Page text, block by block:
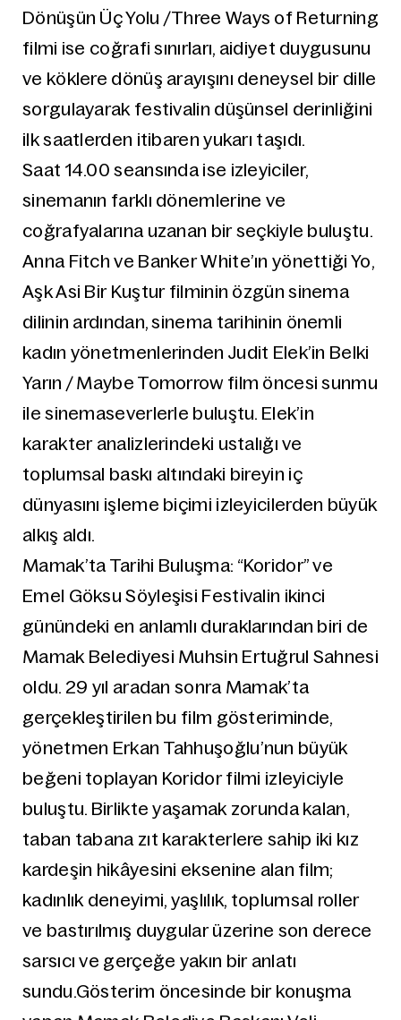
Dönüşün Üç Yolu /Three Ways of Returning
filmi ise coğrafi sınırları, aidiyet duygusunu
ve köklere dönüş arayışını deneysel bir dille
sorgulayarak festivalin düşünsel derinliğini
ilk saatlerden itibaren yukarı taşıdı.
Saat 14.00 seansında ise izleyiciler,
sinemanın farklı dönemlerine ve
coğrafyalarına uzanan bir seçkiyle buluştu.
Anna Fitch ve Banker White’ın yönettiği Yo,
Aşk Asi Bir Kuştur filminin özgün sinema
dilinin ardından, sinema tarihinin önemli
kadın yönetmenlerinden Judit Elek’in Belki
Yarın / Maybe Tomorrow film öncesi sunmu
ile sinemaseverlerle buluştu. Elek’in
karakter analizlerindeki ustalığı ve
toplumsal baskı altındaki bireyin iç
dünyasını işleme biçimi izleyicilerden büyük
alkış aldı.
Mamak’ta Tarihi Buluşma: “Koridor” ve
Emel Göksu Söyleşisi Festivalin ikinci
günündeki en anlamlı duraklarından biri de
Mamak Belediyesi Muhsin Ertuğrul Sahnesi
oldu. 29 yıl aradan sonra Mamak’ta
gerçekleştirilen bu film gösteriminde,
yönetmen Erkan Tahhuşoğlu’nun büyük
beğeni toplayan Koridor filmi izleyiciyle
buluştu. Birlikte yaşamak zorunda kalan,
taban tabana zıt karakterlere sahip iki kız
kardeşin hikâyesini eksenine alan film;
kadınlık deneyimi, yaşlılık, toplumsal roller
ve bastırılmış duygular üzerine son derece
sarsıcı ve gerçeğe yakın bir anlatı
sundu.Gösterim öncesinde bir konuşma